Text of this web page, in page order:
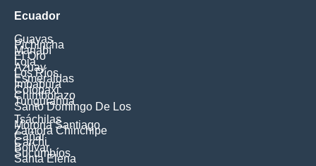
Ecuador
Guayas
Pichincha
Manabí
El Oro
Loja
Azuay
Los Ríos
Esmeraldas
Imbabura
Cotopaxi
Chimborazo
Tungurahua
Santo Domingo De Los
Tsáchilas
Morona Santiago
Zamora Chinchipe
Cañar
Carchi
Bolívar
Sucumbíos
Santa Elena